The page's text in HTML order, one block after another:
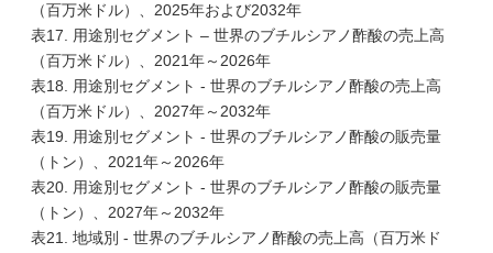
（百万米ドル）、2025年および2032年
表17. 用途別セグメント – 世界のブチルシアノ酢酸の売上高
（百万米ドル）、2021年～2026年
表18. 用途別セグメント - 世界のブチルシアノ酢酸の売上高
（百万米ドル）、2027年～2032年
表19. 用途別セグメント - 世界のブチルシアノ酢酸の販売量
（トン）、2021年～2026年
表20. 用途別セグメント - 世界のブチルシアノ酢酸の販売量
（トン）、2027年～2032年
表21. 地域別 - 世界のブチルシアノ酢酸の売上高（百万米ド